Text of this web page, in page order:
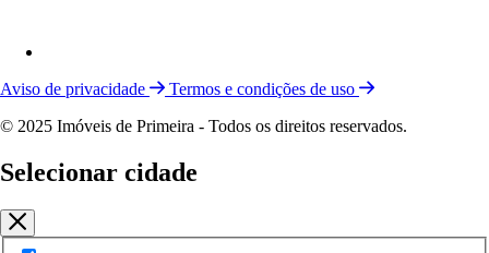
Aviso de privacidade
Termos e condições de uso
© 2025 Imóveis de Primeira - Todos os direitos reservados.
Selecionar cidade